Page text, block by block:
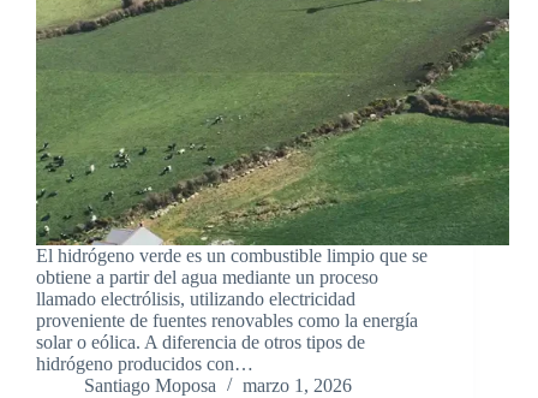
El hidrógeno verde es un combustible limpio que se
obtiene a partir del agua mediante un proceso
llamado electrólisis, utilizando electricidad
proveniente de fuentes renovables como la energía
solar o eólica. A diferencia de otros tipos de
hidrógeno producidos con…
Santiago Moposa
marzo 1, 2026